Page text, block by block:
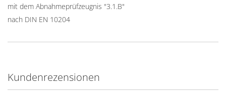
mit dem Abnahmeprüfzeugnis "3.1.B"
nach DIN EN 10204
Kundenrezensionen